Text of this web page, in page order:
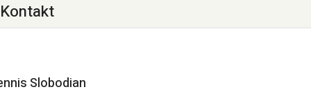
Kontakt
Slobodian